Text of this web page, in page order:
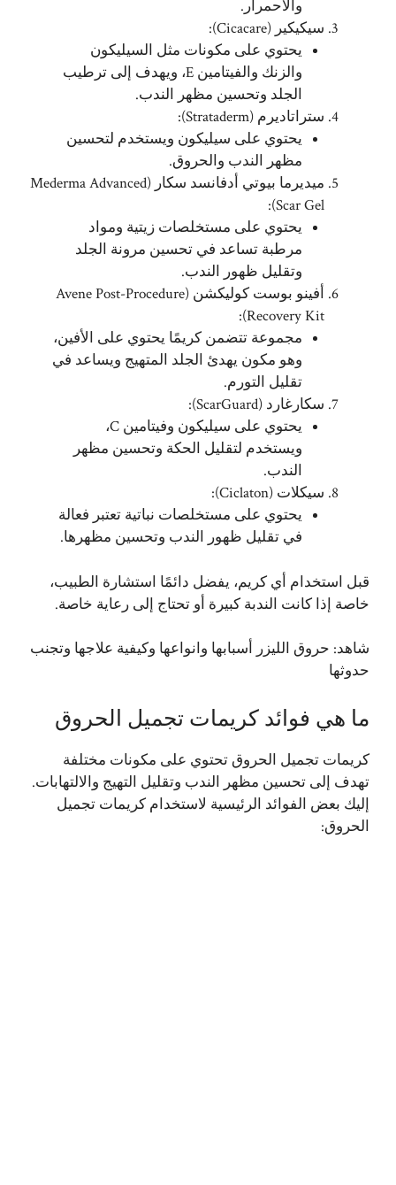
والاحمرار.
سيكيكير (Cicacare):
يحتوي على مكونات مثل السيليكون
والزنك والفيتامين E، ويهدف إلى ترطيب
الجلد وتحسين مظهر الندب.
ستراتاديرم (Strataderm):
يحتوي على سيليكون ويستخدم لتحسين
مظهر الندب والحروق.
ميديرما بيوتي أدفانسد سكار (Mederma Advanced
Scar Gel):
يحتوي على مستخلصات زيتية ومواد
مرطبة تساعد في تحسين مرونة الجلد
وتقليل ظهور الندب.
أفينو بوست كوليكشن (Avene Post-Procedure
Recovery Kit):
مجموعة تتضمن كريمًا يحتوي على الأفين،
وهو مكون يهدئ الجلد المتهيج ويساعد في
تقليل التورم.
سكارغارد (ScarGuard):
يحتوي على سيليكون وفيتامين C،
ويستخدم لتقليل الحكة وتحسين مظهر
الندب.
سيكلات (Ciclaton):
يحتوي على مستخلصات نباتية تعتبر فعالة
في تقليل ظهور الندب وتحسين مظهرها.
قبل استخدام أي كريم، يفضل دائمًا استشارة الطبيب،
خاصة إذا كانت الندبة كبيرة أو تحتاج إلى رعاية خاصة.
شاهد: حروق الليزر أسبابها وانواعها وكيفية علاجها وتجنب
حدوثها
ما هي فوائد كريمات تجميل الحروق
كريمات تجميل الحروق تحتوي على مكونات مختلفة
تهدف إلى تحسين مظهر الندب وتقليل التهيج والالتهابات.
إليك بعض الفوائد الرئيسية لاستخدام كريمات تجميل
الحروق: